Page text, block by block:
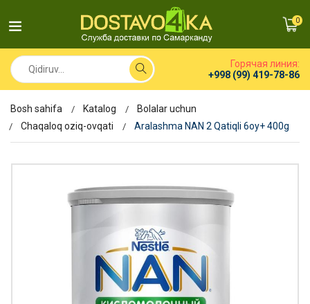
0
Горячая линия:
+998 (99) 419-78-86
Bosh sahifa Katalog
Bolalar uchun
Chaqaloq oziq-ovqati
Aralashma NAN 2 Qatiqli 6oy+ 400g